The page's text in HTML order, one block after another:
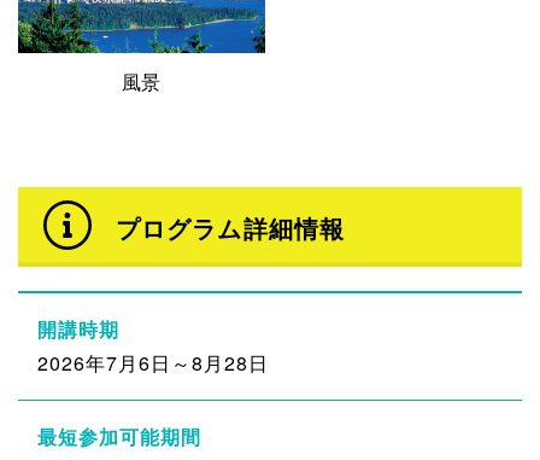
風景
プログラム詳細情報
開講時期
2026年7月6日～8月28日
最短参加可能期間